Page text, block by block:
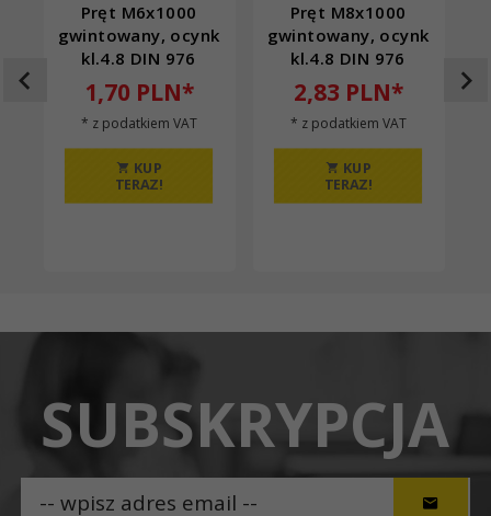
Pręt M6x1000
gwintowany, ocynk
kl.4.8 DIN 976
1,70 PLN*
* z podatkiem VAT
KUP
TERAZ!
Pręt M8x1000
gwintowany, ocynk
kl.4.8 DIN 976
2,83 PLN*
* z podatkiem VAT
KUP
TERAZ!
SUBSKRYPCJA